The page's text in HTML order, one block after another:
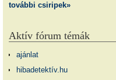
további csiripek»
Aktív fórum témák
ajánlat
hibadetektív.hu